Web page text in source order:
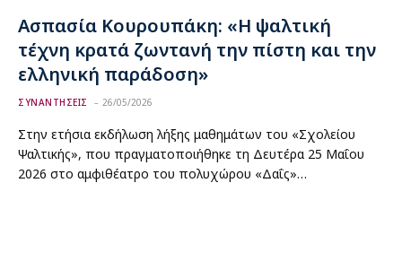
Ασπασία Κουρουπάκη: «Η ψαλτική
τέχνη κρατά ζωντανή την πίστη και την
ελληνική παράδοση»
ΣΥΝΑΝΤΗΣΕΙΣ 26/05/2026
Στην ετήσια εκδήλωση λήξης μαθημάτων του «Σχολείου
Ψαλτικής», που πραγματοποιήθηκε τη Δευτέρα 25 Μαΐου
2026 στο αμφιθέατρο του πολυχώρου «Δαΐς»…